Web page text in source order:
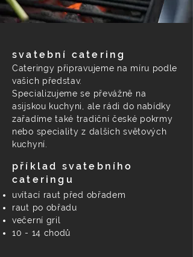
svatební catering
Cateringy připravujeme na míru podle
vašich představ.
Specializujeme se převážně na
asijskou kuchyni, ale rádi do nabídky
zařadíme také tradiční české pokrmy
nebo speciality z dalších světových
kuchyní.
uvítací raut před obřadem
raut po obřadu
večerní gril
10 - 14 chodů
příklad svatebního
cateringu